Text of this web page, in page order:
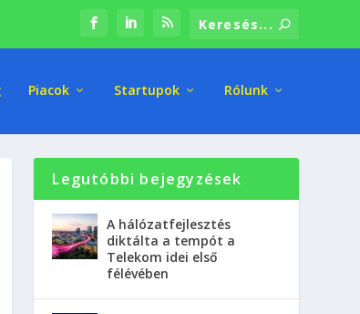
Piacok Startupok Rólunk
Legutóbbi bejegyzések
A hálózatfejlesztés
diktálta a tempót a
Telekom idei első
félévében